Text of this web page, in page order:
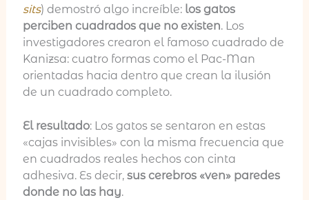
sits) demostró algo increíble: los gatos
perciben cuadrados que no existen. Los
investigadores crearon el famoso cuadrado de
Kanizsa: cuatro formas como el Pac-Man
orientadas hacia dentro que crean la ilusión
de un cuadrado completo.
El resultado: Los gatos se sentaron en estas
«cajas invisibles» con la misma frecuencia que
en cuadrados reales hechos con cinta
adhesiva. Es decir, sus cerebros «ven» paredes
donde no las hay.